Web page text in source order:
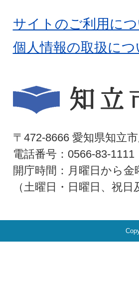
サイトのご利用に
個人情報の取扱につ
〒472-8666 愛知県知立
電話番号：0566-83-1111
開庁時間：月曜日から
（土曜日・日曜日、祝